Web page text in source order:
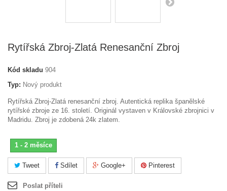
Rytířská Zbroj-Zlatá Renesanční Zbroj
Kód skladu 904
Typ: Nový produkt
Rytířská Zbroj-Zlatá renesanční zbroj. Autentická replika španělské
rytířské zbroje ze 16. století. Originál vystaven v Královské zbrojnici v
Madridu. Zbroj je zdobená 24k zlatem.
1 - 2 měsíce
Tweet Sdílet Google+ Pinterest
Poslat příteli